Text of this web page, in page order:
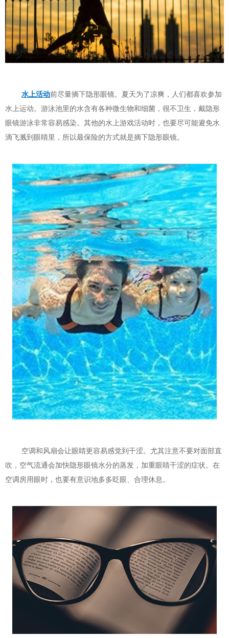
水上活动前尽量摘下隐形眼镜。夏天为了凉爽，人们都喜欢参加
水上运动。游泳池里的水含有各种微生物和细菌，很不卫生，戴隐形
眼镜游泳非常容易感染。其他的水上游戏活动时，也要尽可能避免水
滴飞溅到眼睛里，所以最保险的方式就是摘下隐形眼镜。
空调和风扇会让眼睛更容易感觉到干涩。尤其注意不要对面部直
吹，空气流通会加快隐形眼镜水分的蒸发，加重眼睛干涩的症状。在
空调房用眼时，也要有意识地多多眨眼、合理休息。